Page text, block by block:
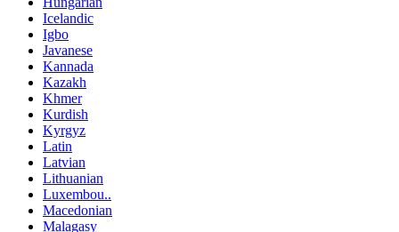
Icelandic
Igbo
Javanese
Kannada
Kazakh
Khmer
Kurdish
Kyrgyz
Latin
Latvian
Lithuanian
Luxembou..
Macedonian
Malagasy